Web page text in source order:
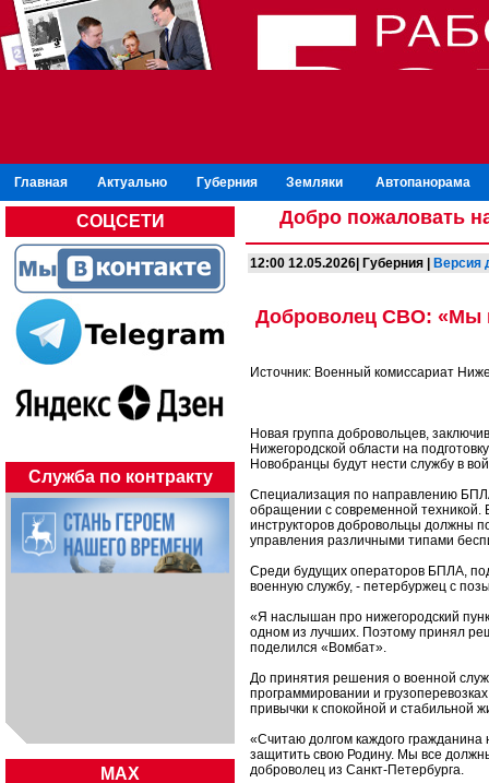
Главная Актуально Губерния Земляки Автопанорама
СОЦСЕТИ
Служба по контракту
MAX
Добро пожаловать
12:00 12.05.2026| Губерния | Версия
Доброволец СВО: «Мы
Источник: Военный комиссариат
Новая группа добровольцев,
Нижегородской области на
Новобранцы будут нести службу в
Специализация по направлению
обращении с современной техникой.
инструкторов добровольцы должны
управления различными типами
Среди будущих операторов БПЛА,
военную службу, - петербуржец с
«Я наслышан про нижегородский
одном из лучших. Поэтому принял
поделился «Вомбат».
До принятия решения о военной
программировании и
привычки к спокойной и стабильной
«Считаю долгом каждого
защитить свою Родину. Мы все
доброволец из Санкт-Петербурга.